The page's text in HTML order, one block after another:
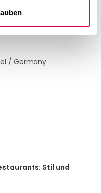
und -textilien. Wir
Restaurants, Hotels und
auf die Sie sich verlassen
/ Germany
Stil und